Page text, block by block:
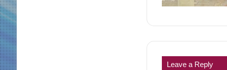
Leave a Reply